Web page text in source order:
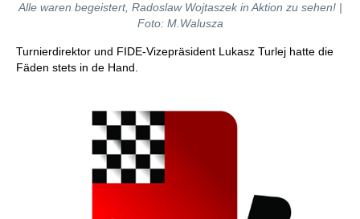
Alle waren begeistert, Radoslaw Wojtaszek in Aktion zu sehen! |
Foto: M.Walusza
Turnierdirektor und FIDE-Vizepräsident Lukasz Turlej hatte die
Fäden stets in de Hand.